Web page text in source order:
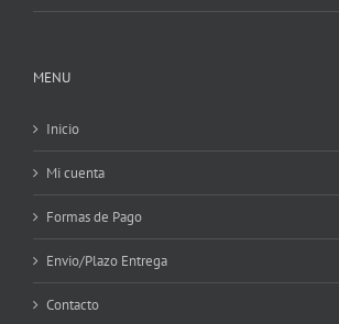
MENU
Inicio
Mi cuenta
Formas de Pago
Envio/Plazo Entrega
Contacto